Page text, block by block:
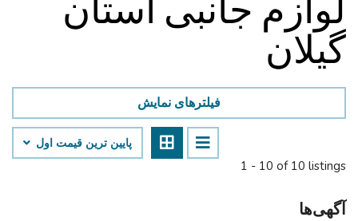
گیلان
1 - 10 of 10 listings
فیلترهای نمایش
پایین ‌ترین قیمت اول
آگهی‌ها